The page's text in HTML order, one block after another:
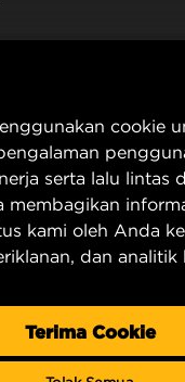
BALAP
LEGAL
Filtration
Tower, Unit 107
RT01/RW02
Indonesia
hummel.com
cookie
serta lalu lintas
membagikan
kami oleh Anda
dan analitik
Terima Cookie